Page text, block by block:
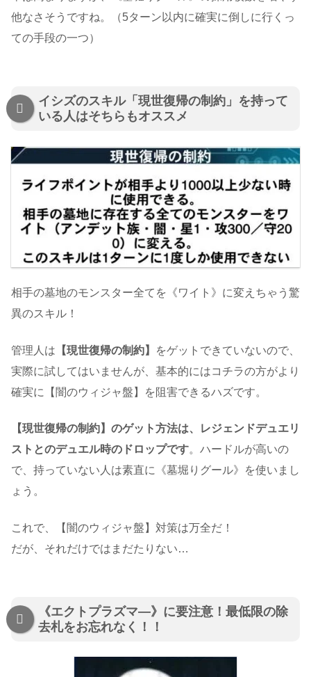
他なさそうですね。（5ターン以内に確実に倒しに行くっ
ての手段の一つ）
イシズのスキル「現世復帰の制約」を持って
いる人はそちらもオススメ
相手の墓地のモンスター全てを《ワイト》に変えちゃう驚
異のスキル！
管理人は 【現世復帰の制約】
をゲットできていないので、
実際に試してはいませんが、基本的にはコチラの方がより
確実に【闇のウィジャ盤】を阻害できるハズです。
【現世復帰の制約】のゲット方法は、レジェンドデュエリ
ストとのデュエル時のドロップです。ハードルが高いの
で、持っていない人は素直に《墓堀りグール》を使いまし
ょう。
これで、【闇のウィジャ盤】対策は万全だ！
だが、それだけではまだたりない…
《エクトプラズマ―》に要注意！最低限の除
去札をお忘れなく！！